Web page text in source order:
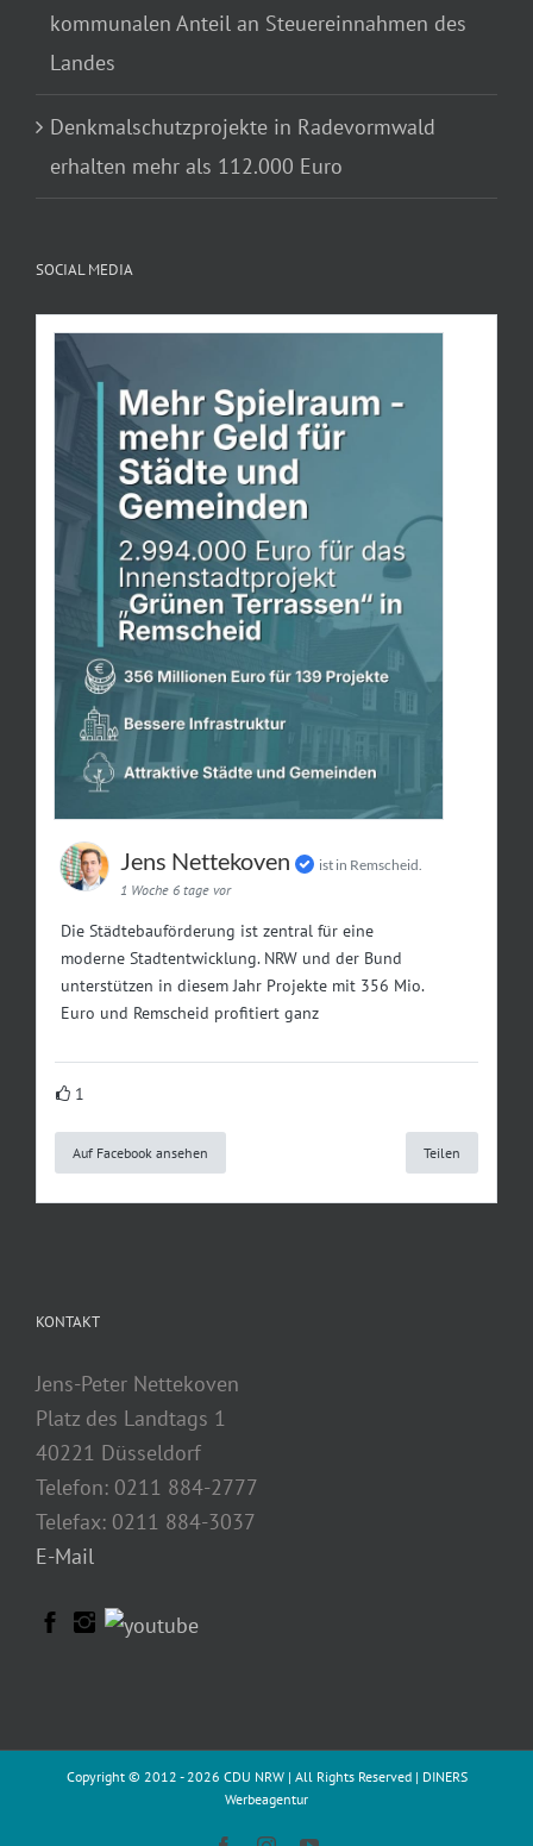
kommunalen Anteil an Steuereinnahmen des
Landes
Denkmalschutzprojekte in Radevormwald
erhalten mehr als 112.000 Euro
SOCIAL MEDIA
Jens Nettekoven
ist in Remscheid.
1 Woche 6 tage vor
Die Städtebauförderung ist zentral für eine
moderne Stadtentwicklung. NRW und der Bund
unterstützen in diesem Jahr Projekte mit 356 Mio.
Euro und Remscheid profitiert ganz
1
Auf Facebook ansehen Teilen
KONTAKT
Jens-Peter Nettekoven
Platz des Landtags 1
40221 Düsseldorf
Telefon: 0211 884-2777
Telefax: 0211 884-3037
E-Mail
Copyright © 2012 - 2026 CDU NRW | All Rights Reserved | DINERS
Werbeagentur